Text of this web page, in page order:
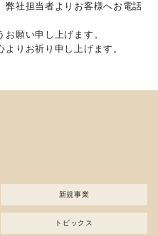
弊社担当者よりお客様へお電話
願い申し上げます。
りお祈り申し上げます。
新規事業
トピックス